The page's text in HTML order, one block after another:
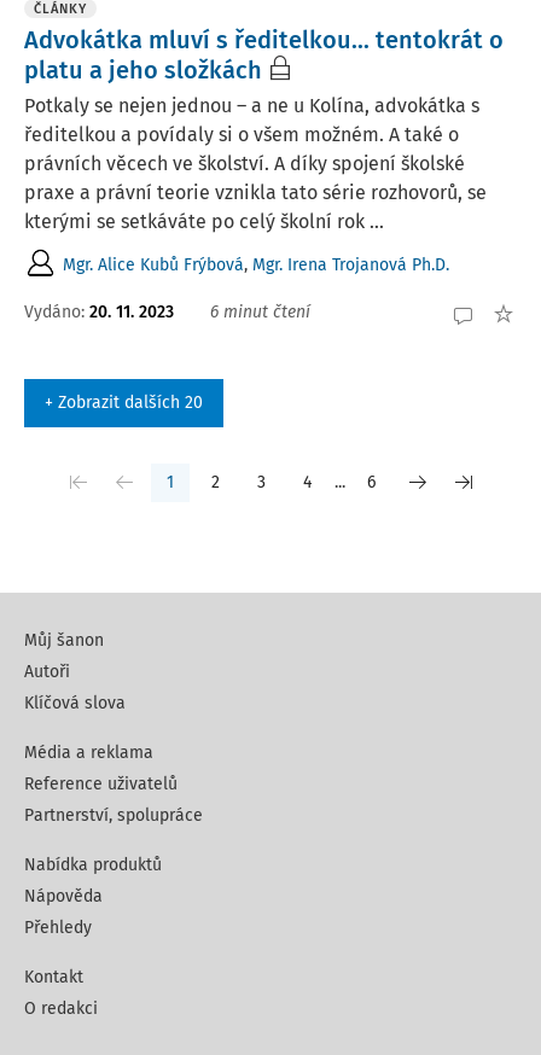
ČLÁNKY
Advokátka mluví s ředitelkou... tentokrát o
platu a jeho složkách
Potkaly se nejen jednou – a ne u Kolína, advokátka s
ředitelkou a povídaly si o všem možném. A také o
právních věcech ve školství. A díky spojení školské
praxe a právní teorie vznikla tato série rozhovorů, se
kterými se setkáváte po celý školní rok ...
Mgr. Alice Kubů Frýbová, Mgr. Irena Trojanová Ph.D.
Vydáno: 20. 11. 2023 6 minut čtení
+ Zobrazit dalších 20
1 2 3 4 ... 6
Můj šanon
Autoři
Klíčová slova
Média a reklama
Reference uživatelů
Partnerství, spolupráce
Nabídka produktů
Nápověda
Přehledy
Kontakt
O redakci